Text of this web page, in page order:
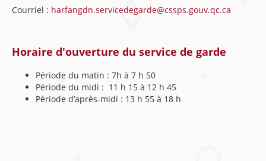
Courriel : harfangdn.servicedegarde@cssps.gouv.qc.ca
Horaire d'ouverture du service de garde
Période du matin : 7h à 7 h 50
Période du midi : 11 h 15 à 12 h 45
Période d’après-midi : 13 h 55 à 18 h